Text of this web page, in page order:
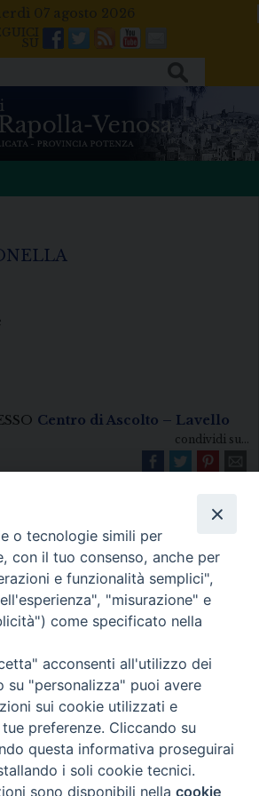
07 agosto 2026
Facebook
Twitter
FeedsYoutube
Mail
Centro di Ascolto – Lavello
condividi su...
Melfi Rapolla Venosa
- 85025 MELFI (PZ) •
Tel. 0972238604
PEC ufficiale della Diocesi:
o tecnologie simili per
con il tuo consenso, anche per
e funzionalità semplici",
"misurazione" e
come specificato nella
acconsenti all'utilizzo dei
su "personalizza" puoi avere
sui cookie utilizzati e
preferenze. Cliccando su
questa informativa proseguirai
i soli cookie tecnici.
sono disponibili nellacookie